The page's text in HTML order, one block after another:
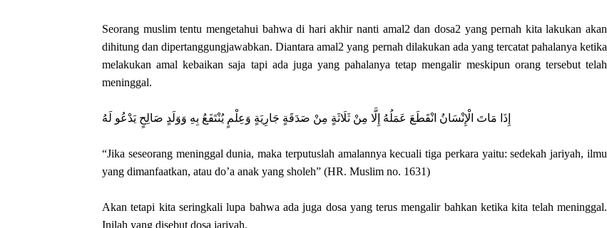
Seorang muslim tentu mengetahui bahwa di hari akhir nanti amal2 dan dosa2 yang pernah kita lakukan akan
dihitung dan dipertanggungjawabkan. Diantara amal2 yang pernah dilakukan ada yang tercatat pahalanya ketika
melakukan amal kebaikan saja tapi ada juga yang pahalanya tetap mengalir meskipun orang tersebut telah
meninggal.
إِذَا مَاتَ الْإِنْسَانُ انْقَطَعَ عَمَلُهُ إِلَّا مِنْ ثَلَاثَةٍ مِنْ صَدَقَةٍ جَارِيَةٍ وَعِلْمٍ يُنْتَفَعُ بِهِ وَوَلَدٍ صَالِحٍ يَدْعُو لَهُ
“Jika seseorang meninggal dunia, maka terputuslah amalannya kecuali tiga perkara yaitu: sedekah jariyah, ilmu
yang dimanfaatkan, atau do’a anak yang sholeh” (HR. Muslim no. 1631)
Akan tetapi kita seringkali lupa bahwa ada juga dosa yang terus mengalir bahkan ketika kita telah meninggal.
Inilah yang disebut dosa jariyah.